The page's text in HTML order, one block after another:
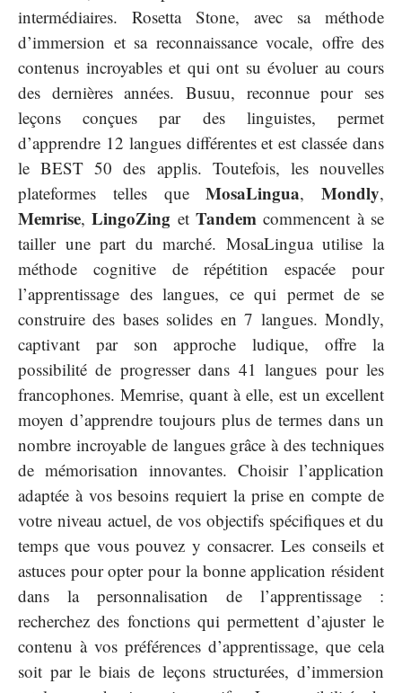
intermédiaires. Rosetta Stone, avec sa méthode
d’immersion et sa reconnaissance vocale, offre des
contenus incroyables et qui ont su évoluer au cours
des dernières années. Busuu, reconnue pour ses
leçons conçues par des linguistes, permet
d’apprendre 12 langues différentes et est classée dans
le BEST 50 des applis. Toutefois, les nouvelles
plateformes telles queMosaLingua, Mondly,
Memrise,LingoZing etTandem commencent à se
tailler une part du marché. MosaLingua utilise la
méthode cognitive de répétition espacée pour
l’apprentissage des langues, ce qui permet de se
construire des bases solides en 7 langues. Mondly,
captivant par son approche ludique, offre la
possibilité de progresser dans 41 langues pour les
francophones. Memrise, quant à elle, est un excellent
moyen d’apprendre toujours plus de termes dans un
nombre incroyable de langues grâce à des techniques
de mémorisation innovantes. Choisir l’application
adaptée à vos besoins requiert la prise en compte de
votre niveau actuel, de vos objectifs spécifiques et du
temps que vous pouvez y consacrer. Les conseils et
astuces pour opter pour la bonne application résident
dans la personnalisation de l’apprentissage :
recherchez des fonctions qui permettent d’ajuster le
contenu à vos préférences d’apprentissage, que cela
soit par le biais de leçons structurées, d’immersion